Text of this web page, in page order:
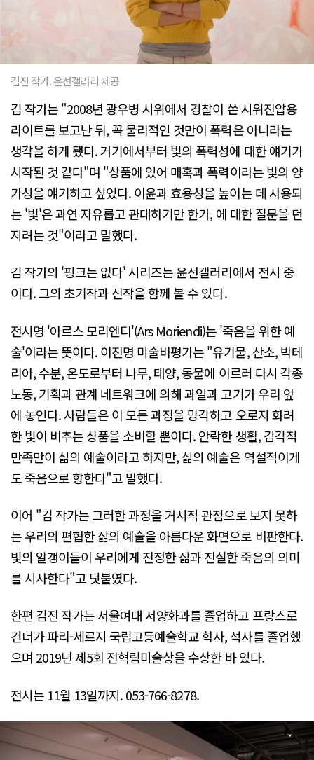
김진 작가. 윤선갤러리 제공
김 작가는 "2008년 광우병 시위에서 경찰이 쏜 시위진압용
라이트를 보고난 뒤, 꼭 물리적인 것만이 폭력은 아니라는
생각을 하게 됐다. 거기에서부터 빛의 폭력성에 대한 얘기가
시작된 것 같다"며 "상품에 있어 매혹과 폭력이라는 빛의 양
가성을 얘기하고 싶었다. 이윤과 효용성을 높이는 데 사용되
는 '빛'은 과연 자유롭고 관대하기만 한가, 에 대한 질문을 던
지려는 것"이라고 말했다.
김 작가의 '핑크는 없다' 시리즈는 윤선갤러리에서 전시 중
이다. 그의 초기작과 신작을 함께 볼 수 있다.
전시명 '아르스 모리엔디'(Ars Moriendi)는 '죽음을 위한 예
술'이라는 뜻이다. 이진명 미술비평가는 "유기물, 산소, 박테
리아, 수분, 온도로부터 나무, 태양, 동물에 이르러 다시 각종
노동, 기획과 관계 네트워크에 의해 과일과 고기가 우리 앞
에 놓인다. 사람들은 이 모든 과정을 망각하고 오로지 화려
한 빛이 비추는 상품을 소비할 뿐이다. 안락한 생활, 감각적
만족만이 삶의 예술이라고 하지만, 삶의 예술은 역설적이게
도 죽음으로 향한다"고 말했다.
이어 "김 작가는 그러한 과정을 거시적 관점으로 보지 못하
는 우리의 편협한 삶의 예술을 아름다운 화면으로 비판한다.
빛의 알갱이들이 우리에게 진정한 삶과 진실한 죽음의 의미
를 시사한다"고 덧붙였다.
한편 김진 작가는 서울여대 서양화과를 졸업하고 프랑스로
건너가 파리-세르지 국립고등예술학교 학사, 석사를 졸업했
으며 2019년 제5회 전혁림미술상을 수상한 바 있다.
전시는 11월 13일까지. 053-766-8278.